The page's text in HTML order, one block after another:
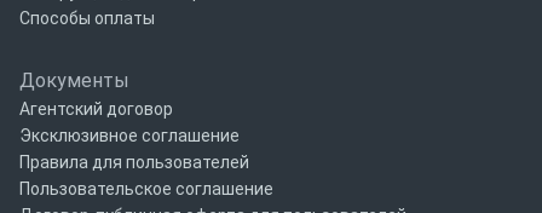
Способы оплаты
Документы
Агентский договор
Эксклюзивное соглашение
Правила для пользователей
Пользовательское соглашение